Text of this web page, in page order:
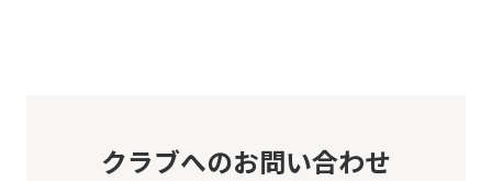
クラブへのお問い合わせ